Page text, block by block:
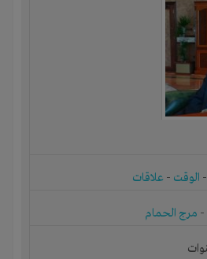
- الوقت - علاقات
- مرج الحمام